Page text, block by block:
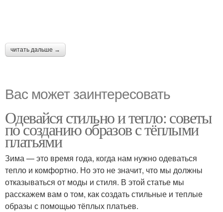
читать дальше →
Вас может заинтересовать
Одевайся стильно и тепло: советы
по созданию образов с тёплыми
платьями
Зима — это время года, когда нам нужно одеваться
тепло и комфортно. Но это не значит, что мы должны
отказываться от моды и стиля. В этой статье мы
расскажем вам о том, как создать стильные и теплые
образы с помощью тёплых платьев.